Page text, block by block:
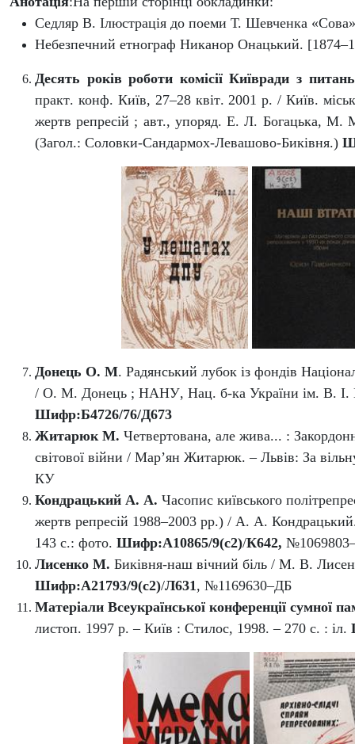
Седляр В. Ілюстрація до поеми Т. Шевченка
Небезпечний етнограф Никанор Онацький. [
Десять років роботи комісії Київради з
практ. конф. Київ, 27–28 квіт. 2001 р. / Київ. місь
жертв репресій ; авт., упоряд. Е. Л. Богацька,
(Загол.: Соловки-Сандармох-Левашово-Биківня.)
Донець О. М. Радянський лубок із фондів
/ О. М. Донець ; НАНУ, Нац. б‑ка України ім. В.
Шифр:Б4726/76/Д673
Житарюк М. Четвертована, але жива... :
світової війни / Мар’ян Житарюк. – Львів: За
КУ
Кондрацький А. А. Часопис київського
жертв репресій 1988–2003 рр.) / А. А.
143 с.: фото. Шифр:А10865/9(с2)/К642,
Лисенко М. Биківня-наш вічний біль / М. В.
Шифр:А21793/9(с2)/Л631, №1169630–ДБ
Матеріали Всеукраїнської конференції сумної
листоп. 1997 р. – Київ : Стилос, 1998. – 270 с. : іл.